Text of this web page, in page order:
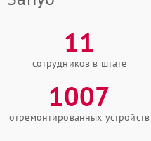
11
сотрудников в штате
1007
отремонтированных устройств